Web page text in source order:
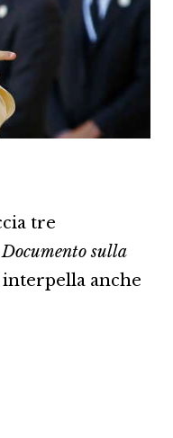
tre
Documento sulla
anche